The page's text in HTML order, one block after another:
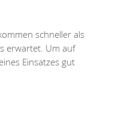
schneller als
erwartet. Um auf
Einsatzes gut